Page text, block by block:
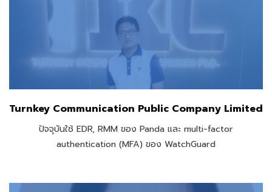
Turnkey Communication Public Company Limited
ปัจจุบันใช้ EDR, RMM ของ Panda และ multi-factor
authentication (MFA) ของ WatchGuard